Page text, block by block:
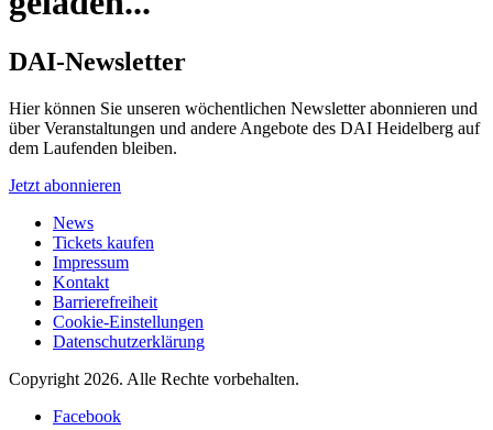
DAI-Newsletter
Hier können Sie unseren wöchentlichen Newsletter abonnieren und
über Veranstaltungen und andere Angebote des DAI Heidelberg auf
dem Laufenden bleiben.
Jetzt abonnieren
News
Tickets kaufen
Impressum
Kontakt
Barrierefreiheit
Cookie-Einstellungen
Datenschutzerklärung
Copyright 2026. Alle Rechte vorbehalten.
Facebook